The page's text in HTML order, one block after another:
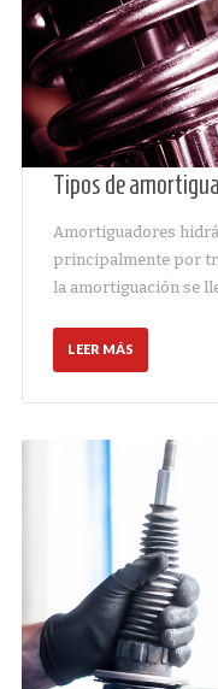
Tipos de
Amortiguadores
principalmente por
la amortiguación se
LEER MÁS